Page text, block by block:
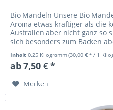
Bio Mandeln Unsere Bio
Aroma etwas kräftiger als die
Australien aber nicht ganz so
sich besonders zum Backen
Inhalt0.25 Kilogramm(30,00 € * / 1
ab 7,50 € *
Merken